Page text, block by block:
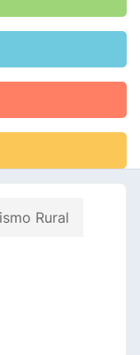
Rural